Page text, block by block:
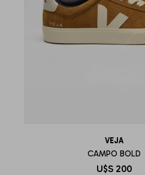
VEJA
CAMPO BOLD
U$S 200